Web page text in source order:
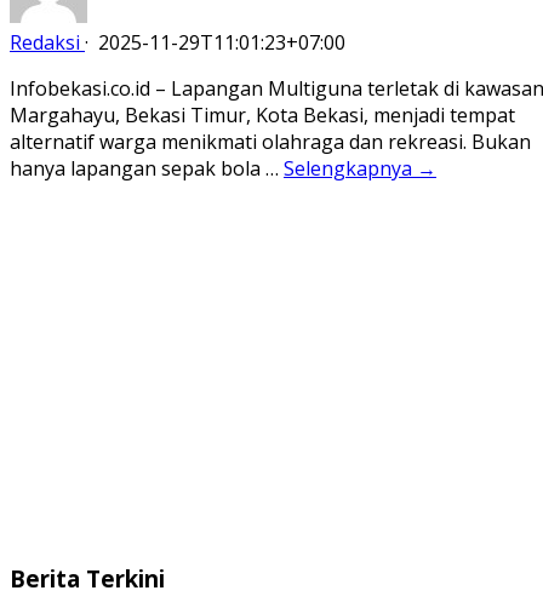
Redaksi · 2025-11-29T11:01:23+07:00
Infobekasi.co.id – Lapangan Multiguna terletak di kawasan
Margahayu, Bekasi Timur, Kota Bekasi, menjadi tempat
alternatif warga menikmati olahraga dan rekreasi. Bukan
hanya lapangan sepak bola … Selengkapnya →
Berita Terkini